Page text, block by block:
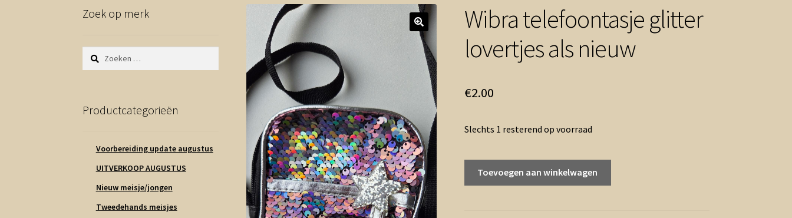
Wibra telefoontasje glitter
lovertjes als nieuw
€2.00
Slechts 1 resterend op voorraad
telefoontasje
Toevoegen aan winkelwagen
Zoek op merk
Zoeken
naar:
Productcategorieën
Voorbereiding update augustus
UITVERKOOP AUGUSTUS
Nieuw meisje/jongen
Tweedehands meisjes